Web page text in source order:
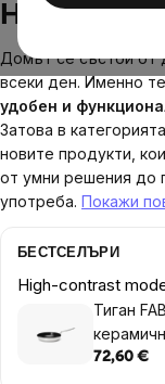
Новини за
Домът се състои от
всеки ден. Именно
удобен и
Затова в категорията
новите продукти,
от умни решения до
употреба. Покажи
БЕСТСЕЛЪРИ
High-contrast
Тиган
см
72,60 €